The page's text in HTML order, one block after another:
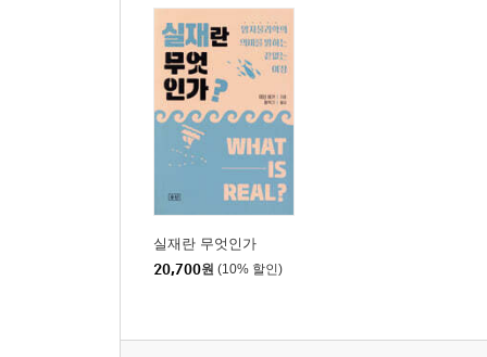
실재란 무엇인가
20,700원 (10% 할인)